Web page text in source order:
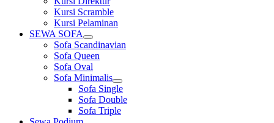
Kursi Scramble
Kursi Pelaminan
SEWA SOFA
Show
sub
menu
Sofa Scandinavian
Sofa Queen
Sofa Oval
Sofa Minimalis
Show
sub
menu
Sofa Single
Sofa Double
Sofa Triple